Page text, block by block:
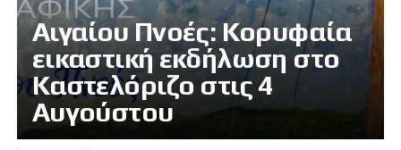
Αιγαίου Πνοές: Κορυφαία
εικαστική εκδήλωση στο
Καστελόριζο στις 4
Αυγούστου